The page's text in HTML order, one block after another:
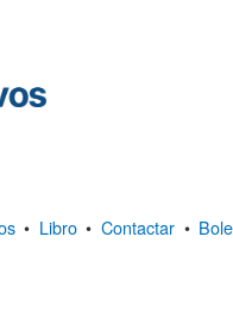
• Libro • Contactar •